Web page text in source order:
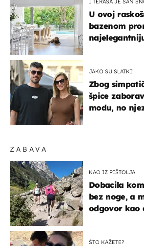
ZABAVA
KAO IZ PIŠTOLJA
Dobacila
bez noge, a
odgovor kao
ŠTO KAŽETE?
U ovoj
bazenom
JAKO SU SLATKI!
Zbog
špice
modu, no